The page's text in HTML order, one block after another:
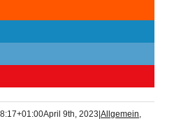
April 9th, 2023|Allgemein